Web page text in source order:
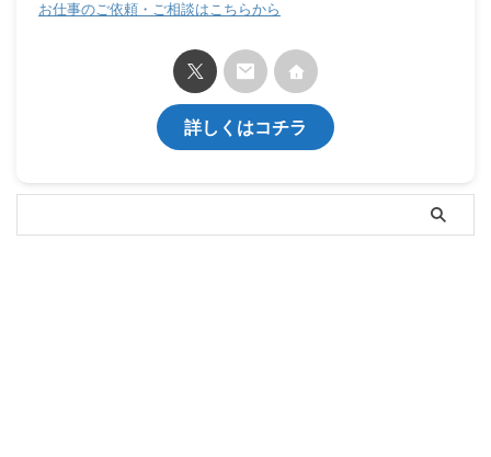
お仕事のご依頼・ご相談はこちらから
詳しくはコチラ